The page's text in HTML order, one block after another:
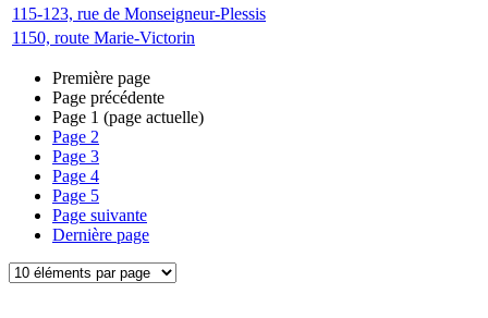
115-123, rue de Monseigneur-Plessis
1150, route Marie-Victorin
Première page
Page précédente
Page 1 (page actuelle)
Page 2
Page 3
Page 4
Page 5
Page suivante
Dernière page